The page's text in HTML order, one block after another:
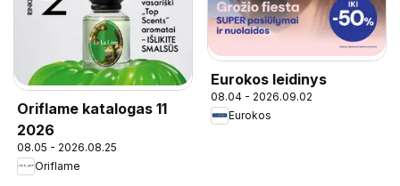
Oriflame katalogas 11
2026
08.05 - 2026.08.25
Oriflame
Eurokos leidinys
08.04 - 2026.09.02
Eurokos